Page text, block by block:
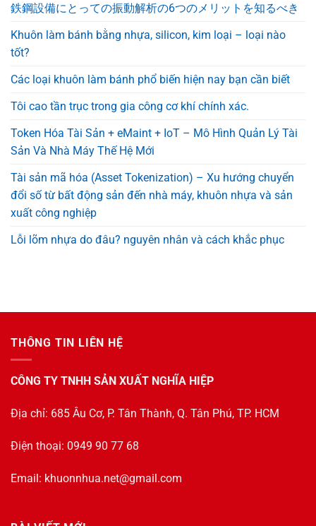
鉄鋼設備にとっての振動解析の6つのメリットを知るべき
Khuôn làm bánh bằng nhựa, silicon, kim loại – loại nào
tốt?
Các loại khuôn làm bánh phổ biến hiện nay bạn cần biết
Tôi cao tần trục trong gia công cơ khí chính xác.
Token Hóa Tài Sản + eMaint + IoT – Mô Hình Quản Lý Tài
Sản Và Nhà Máy Thế Hệ Mới
Tài sản mã hóa (Asset Tokenization) – Xu hướng chuyển
đổi số từ bất động sản đến nhà máy, khuôn nhựa và sản
xuất công nghiệp
Lỗi lõm nhựa do đâu? nguyên nhân và cách khắc phục
THÔNG TIN LIÊN HỆ
CÔNG TY TNHH SẢN XUẤT NGHĨA HIỆP
Địa chỉ: 685 Âu Cơ, P. Tân Thành, Q. Tân Phú, TP. HCM
Điện thoại: 0949 90 77 68
Email: khuonnhua.net@gmail.com